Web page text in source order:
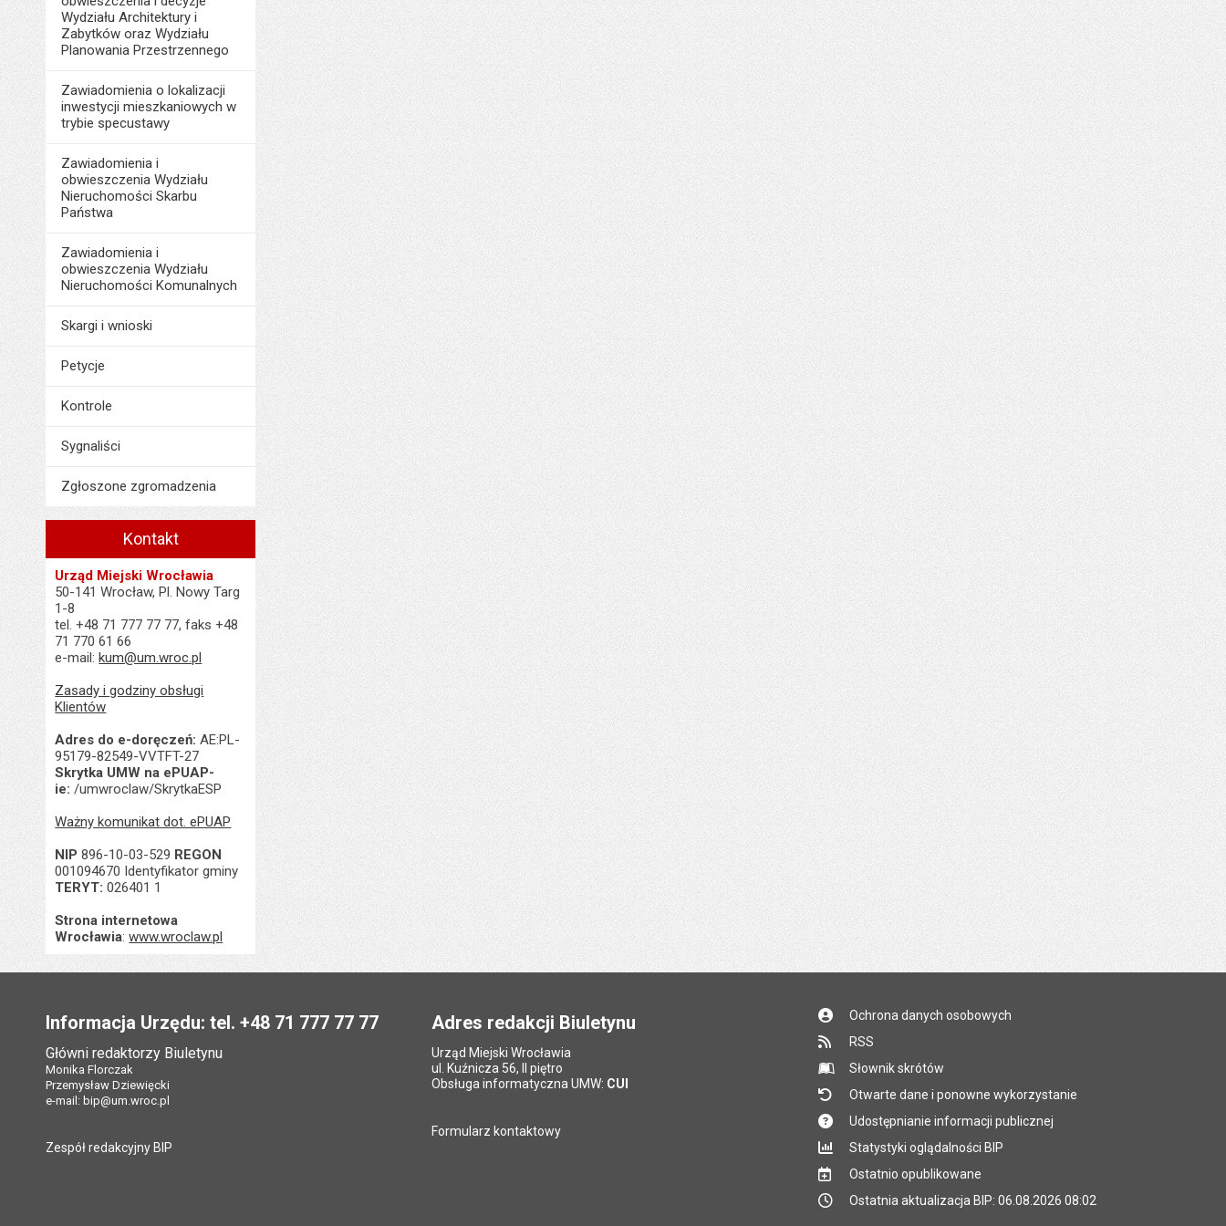
Wydziału Architektury i
Zabytków oraz Wydziału
Planowania Przestrzennego
Zawiadomienia o lokalizacji
inwestycji mieszkaniowych w
trybie specustawy
Zawiadomienia i
obwieszczenia Wydziału
Nieruchomości Skarbu
Państwa
Zawiadomienia i
obwieszczenia Wydziału
Nieruchomości Komunalnych
Skargi i wnioski
Petycje
Kontrole
Sygnaliści
Zgłoszone zgromadzenia
Kontakt
Urząd Miejski Wrocławia
50-141 Wrocław, Pl. Nowy Targ
1-8
tel. +48 71 777 77 77, faks +48
71 770 61 66
e-mail:kum@um.wroc.pl
Zasady i godziny obsługi
Klientów
Adres do e-doręczeń: AE:PL-
95179-82549-VVTFT-27
Skrytka UMW na ePUAP-
ie: /umwroclaw/SkrytkaESP
Ważny komunikat dot. ePUAP
NIP 896-10-03-529 REGON
001094670 Identyfikator gminy
TERYT: 026401 1
Strona internetowa
Wrocławia:www.wroclaw.pl
Informacja Urzędu: tel. +48 71 777 77 77
Główni redaktorzy Biuletynu
Monika Florczak
Przemysław Dziewięcki
e-mail: bip@um.wroc.pl
Zespół redakcyjny BIP
Adres redakcji Biuletynu
Urząd Miejski Wrocławia
ul. Kuźnicza 56, II piętro
Obsługa informatyczna UMW: CUI
Formularz kontaktowy
Ochrona danych osobowych
RSS
Słownik skrótów
Otwarte dane i ponowne wykorzystanie
Udostępnianie informacji publicznej
Statystyki oglądalności BIP
Ostatnio opublikowane
Ostatnia aktualizacja BIP: 06.08.2026 08:02